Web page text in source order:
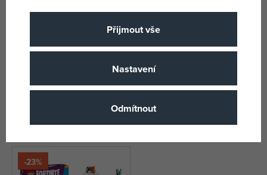
Sparkplug a jejich tábořiště
skladem
-23%
Přijmout vše
Nastavení
Odmítnout